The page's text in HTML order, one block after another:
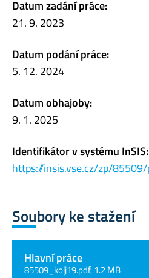
Datum zadání práce:
21. 9. 2023
Datum podání práce:
5. 12. 2024
Datum obhajoby:
9. 1. 2025
Identifikátor v systému InSIS:
https://insis.vse.cz/zp/
Soubory ke stažení
Hlavní práce
85509_kolj19.pdf, 1.2 MB